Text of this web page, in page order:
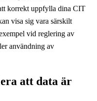
korrekt uppfylla dina CIT
visa sig vara särskilt
vid reglering av
användning av
att data är